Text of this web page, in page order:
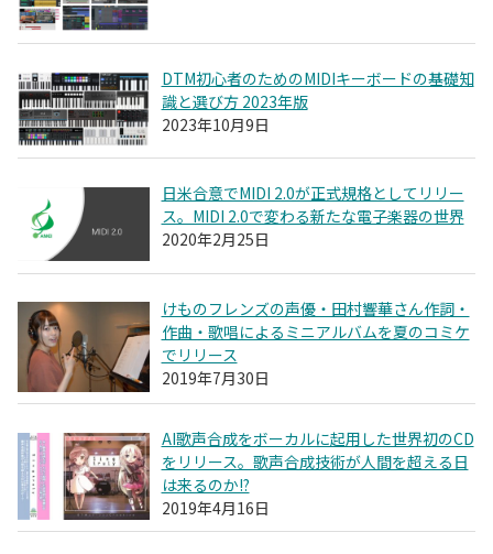
DTM初心者のためのMIDIキーボードの基礎知
識と選び方 2023年版
2023年10月9日
日米合意でMIDI 2.0が正式規格としてリリー
ス。MIDI 2.0で変わる新たな電子楽器の世界
2020年2月25日
けものフレンズの声優・田村響華さん作詞・
作曲・歌唱によるミニアルバムを夏のコミケ
でリリース
2019年7月30日
AI歌声合成をボーカルに起用した世界初のCD
をリリース。歌声合成技術が人間を超える日
は来るのか!?
2019年4月16日